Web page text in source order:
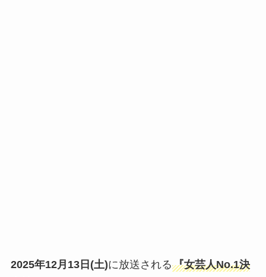
2025年12月13日(土)に放送される『女芸人No.1決